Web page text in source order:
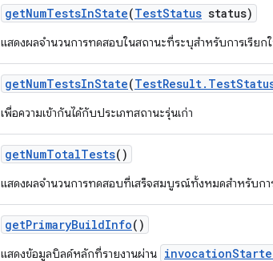
getNumTestsInState(TestStatus status)
แสดงผลจำนวนการทดสอบในสถานะที่ระบุสำหรับการเรียก
getNumTestsInState(TestResult. Test
เพื่อความเข้ากันได้กับประเภทสถานะรุ่นเก่า
getNumTotalTests()
แสดงผลจำนวนการทดสอบที่เสร็จสมบูรณ์ทั้งหมดสำหรับกา
getPrimaryBuildInfo()
แสดงข้อมูลบิลด์หลักที่รายงานผ่าน